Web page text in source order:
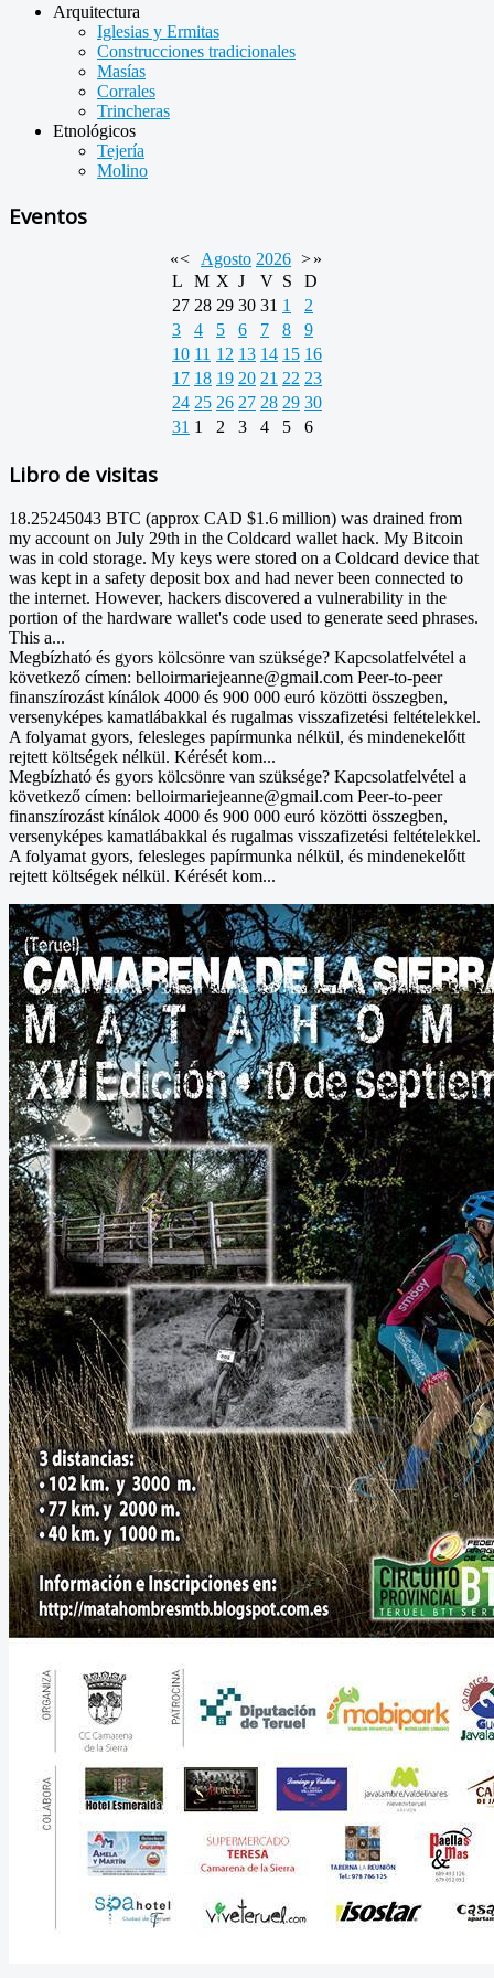
Arquitectura
Iglesias y Ermitas
Construcciones tradicionales
Masías
Corrales
Trincheras
Etnológicos
Tejería
Molino
Eventos
«< Agosto 2026 >»
L
M X J V S
D
27 28 29 30 31 1
2
3
4 5 6 7 8
9
10 11 12 13 14 15 16
17 18 19 20 21 22 23
24 25 26 27 28 29 30
31 1 2 3 4 5 6
Libro de visitas
18.25245043 BTC (approx CAD $1.6 million) was drained from
my account on July 29th in the Coldcard wallet hack. My Bitcoin
was in cold storage. My keys were stored on a Coldcard device that
was kept in a safety deposit box and had never been connected to
the internet. However, hackers discovered a vulnerability in the
portion of the hardware wallet's code used to generate seed phrases.
This a...
Megbízható és gyors kölcsönre van szüksége? Kapcsolatfelvétel a
következő címen: belloirmariejeanne@gmail.com Peer-to-peer
finanszírozást kínálok 4000 és 900 000 euró közötti összegben,
versenyképes kamatlábakkal és rugalmas visszafizetési feltételekkel.
A folyamat gyors, felesleges papírmunka nélkül, és mindenekelőtt
rejtett költségek nélkül. Kérését kom...
Megbízható és gyors kölcsönre van szüksége? Kapcsolatfelvétel a
következő címen: belloirmariejeanne@gmail.com Peer-to-peer
finanszírozást kínálok 4000 és 900 000 euró közötti összegben,
versenyképes kamatlábakkal és rugalmas visszafizetési feltételekkel.
A folyamat gyors, felesleges papírmunka nélkül, és mindenekelőtt
rejtett költségek nélkül. Kérését kom...